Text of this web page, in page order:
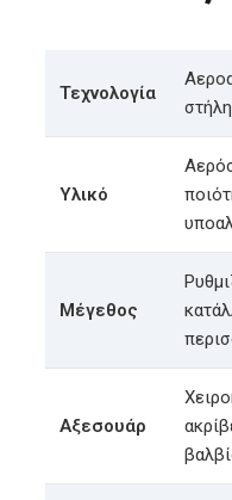
Τεχνολογία
Υλικό
Μέγεθος
Αξεσουάρ